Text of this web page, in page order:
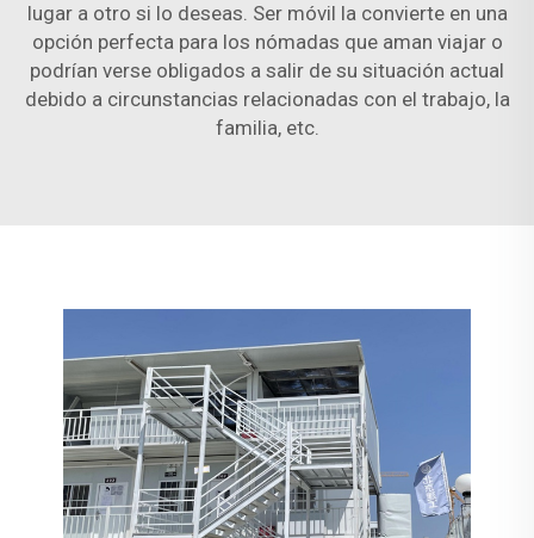
lugar a otro si lo deseas. Ser móvil la convierte en una
opción perfecta para los nómadas que aman viajar o
podrían verse obligados a salir de su situación actual
debido a circunstancias relacionadas con el trabajo, la
familia, etc.